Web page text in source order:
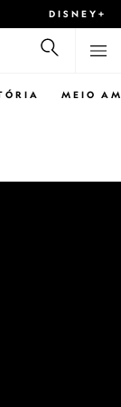
DISNEY+
MEIO